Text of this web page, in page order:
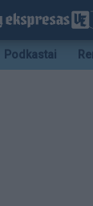
Podkastai